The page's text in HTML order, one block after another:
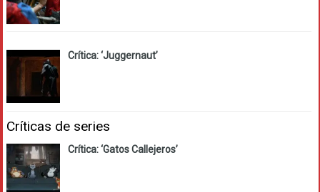
Crítica: ‘Juggernaut’
Críticas de series
Crítica: ‘Gatos Callejeros’